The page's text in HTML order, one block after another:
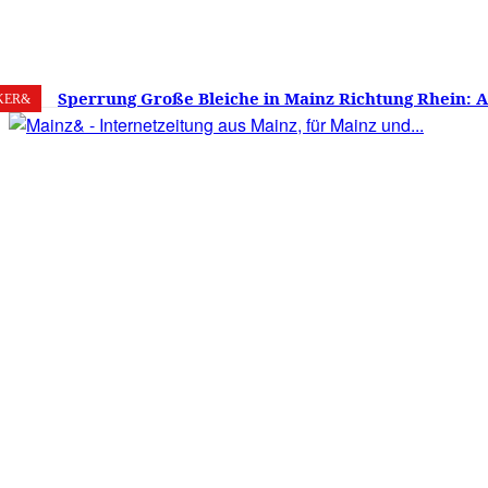
8. August 2026 15.9 Mainz
Sperrung Große Bleiche in Mainz Richtung Rhein:
verwirrt, Mainzer stinksauer – Haben die Mainzer